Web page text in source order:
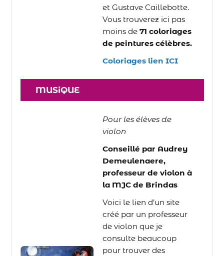
et Gustave Caillebotte.
Vous trouverez ici pas
moins de 71 coloriages
de peintures célèbres.
Coloriages lien ICI
MUSiQUE
Pour les élèves de
violon
Conseillé par Audrey
Demeulenaere,
professeur de violon à
la MJC de Brindas
Voici le lien d’un site
créé par un professeur
de violon que je
consulte beaucoup
pour trouver des